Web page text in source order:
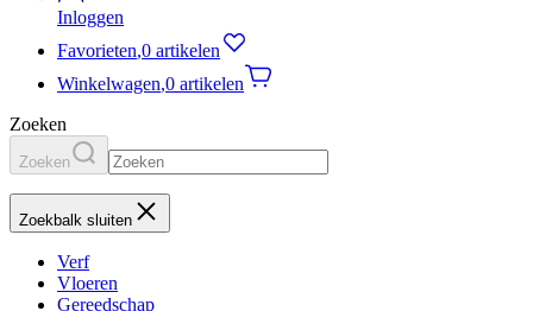
Inloggen
Favorieten,0 artikelen
Winkelwagen,0 artikelen
Zoeken
Zoeken
Zoekbalk sluiten
Verf
Vloeren
Gereedschap